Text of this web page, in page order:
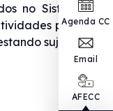
Agenda CC
Email
AFECC
no Sistema
por si
sujeitas